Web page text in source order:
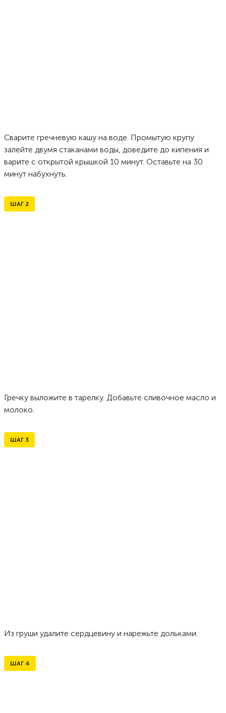
Сварите гречневую кашу на воде. Промытую крупу
залейте двумя стаканами воды, доведите до кипения и
варите с открытой крышкой 10 минут. Оставьте на 30
минут набухнуть.
ШАГ 2
Гречку выложите в тарелку. Добавьте сливочное масло и
молоко.
ШАГ 3
Из груши удалите сердцевину и нарежьте дольками.
ШАГ 4